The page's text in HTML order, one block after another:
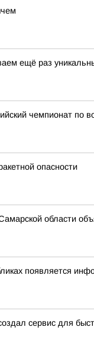
ещё раз
чемпионат
опасности
области
появляется
сервис для